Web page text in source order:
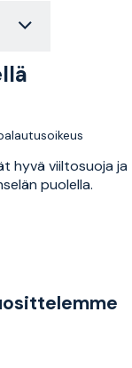
hyvä viiltosuoja ja
puolella.